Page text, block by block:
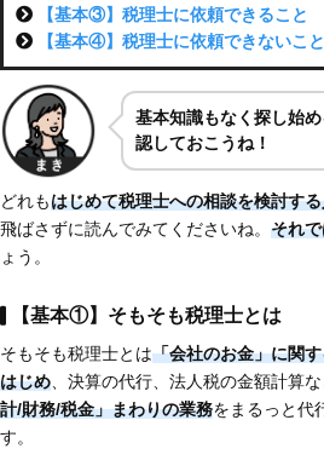
【基本③】税理士に依頼できること
【基本④】税理士に依頼できないこと
基本知識もなく探し始
認しておこうね！
どれもはじめて税理士への相談を検討す
飛ばさずに読んでみてくださいね。 それ
ょう。
【基本①】そもそも税理士とは
そもそも税理士とは「会社のお金」に関
はじめ、決算の代行、法人税の金額計算な
計/財務/税金」まわりの業務をまるっと代
す。